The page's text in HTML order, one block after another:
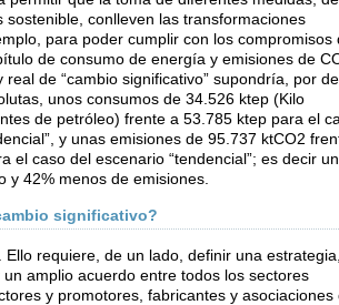
sostenible, conlleven las transformaciones
para poder cumplir con los compromisos
de consumo de energía y emisiones de
real de “cambio significativo” supondría, por
unos consumos de 34.526 ktep (Kilo
de petróleo) frente a 53.785 ktep para el
y unas emisiones de 95.737 ktCO2
el caso del escenario “tendencial”; es decir
y 42% menos de emisiones.
significativo?
Ello requiere, de un lado, definir una
amplio acuerdo entre todos los sectores
y promotores, fabricantes y asociaciones